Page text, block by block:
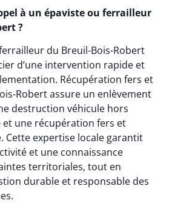
à un épaviste ou ferrailleur
?
du Breuil-Bois-Robert
d’une intervention rapide et
Récupération fers et
Robert assure un enlèvement
destruction véhicule hors
et une récupération fers et
Cette expertise locale garantit
et une connaissance
territoriales, tout en
durable et responsable des